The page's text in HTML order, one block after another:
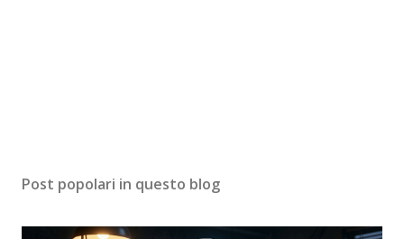
Post popolari in questo blog